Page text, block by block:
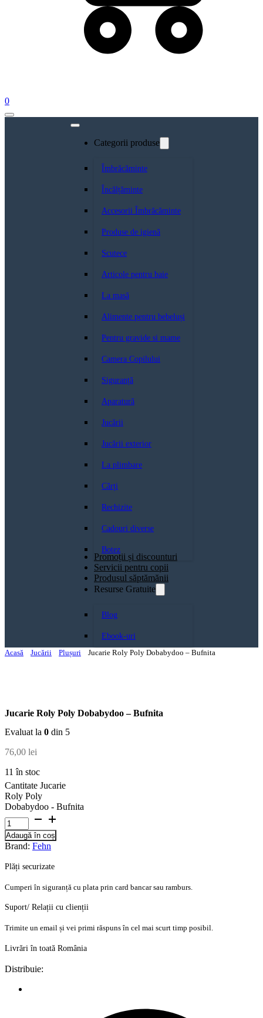
0
Categorii produse
Îmbrăcăminte
Încălțăminte
Accesorii Îmbrăcăminte
Produse de igienă
Scutece
Articole pentru baie
La masă
Alimente pentru bebeluși
Pentru gravide si mame
Camera Copilului
Siguranță
Aparatură
Jucării
Jucării exterior
La plimbare
Cărți
Rechizite
Cadouri diverse
Botez
Promoții și discounturi
Servicii pentru copii
Produsul săptămănii
Resurse Gratuite
Blog
Ebook-uri
Acasă
Jucării Plușuri Jucarie Roly Poly Dobabydoo – Bufnita
Jucarie Roly Poly Dobabydoo – Bufnita
Evaluat la 0 din 5
76,00 lei
11 în stoc
Cantitate Jucarie
Roly Poly
Dobabydoo - Bufnita
Adaugă în coș
Brand: Fehn
Plăți securizate
Cumperi în siguranță cu plata prin card bancar sau ramburs.
Suport/ Relații cu clienții
Trimite un email și vei primi răspuns în cel mai scurt timp posibil.
Livrări în toată România
Distribuie: